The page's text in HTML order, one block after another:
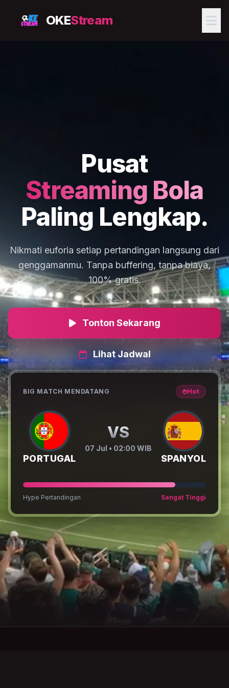
OKEStream
Pusat
Streaming Bola
Paling Lengkap.
Nikmati euforia setiap pertandingan langsung dari
genggamanmu. Tanpa buffering, tanpa biaya,
100% gratis.
Tonton Sekarang
Lihat Jadwal
BIG MATCH MENDATANG Hot
PORTUGAL
VS
07 Jul • 02:00 WIB
SPANYOL
Hype Pertandingan Sangat Tinggi